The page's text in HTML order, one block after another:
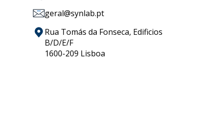
geral@synlab.pt
Rua Tomás da Fonseca, Edificios
B/D/E/F
1600-209 Lisboa